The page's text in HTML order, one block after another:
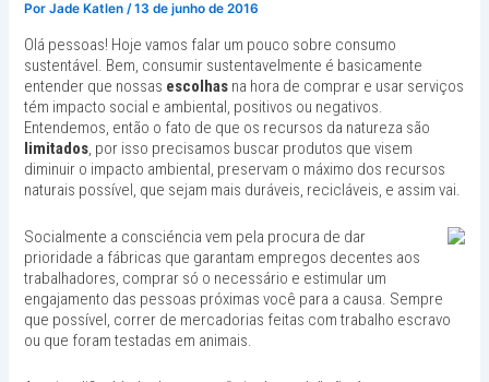
PorJade Katlen/13 de junho de 2016
Olá pessoas! Hoje vamos falar um pouco sobre consumo
sustentável. Bem, consumir sustentavelmente é basicamente
entender que nossas escolhas na hora de comprar e usar serviços
tém impacto social e ambiental, positivos ou negativos.
Entendemos, então o fato de que os recursos da natureza são
limitados, por isso precisamos buscar produtos que visem
diminuir o impacto ambiental, preservam o máximo dos recursos
naturais possível, que sejam mais duráveis, recicláveis, e assim vai.
Socialmente a consciéncia vem pela procura de dar
prioridade a fábricas que garantam empregos decentes aos
trabalhadores, comprar só o necessário e estimular um
engajamento das pessoas próximas você para a causa. Sempre
que possível, correr de mercadorias feitas com trabalho escravo
ou que foram testadas em animais.